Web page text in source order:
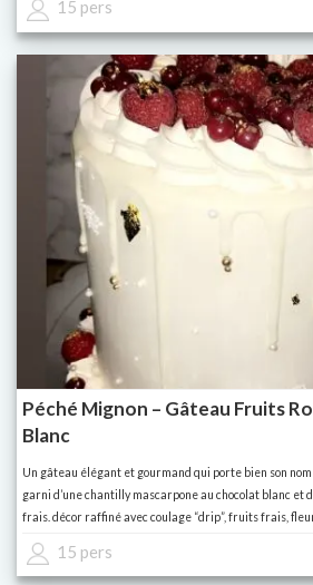
👉 personnalisable : couleur, prénom, âge, parfum.
15 pers
Péché Mignon – Gâteau Fruits
Blanc
Un gâteau élégant et gourmand qui porte bien son nom
garni d’une chantilly mascarpone au chocolat blanc et
frais. décor raffiné avec coulage “drip”, fruits frais,
parfum, couleur, prénom, âge.
15 pers